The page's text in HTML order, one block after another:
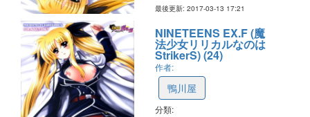
最後更新: 2017-03-13 17:21
NINETEENS EX.F (魔
法少女リリカルなのは
StrikerS) (24)
作者:
鴨川屋
分類: